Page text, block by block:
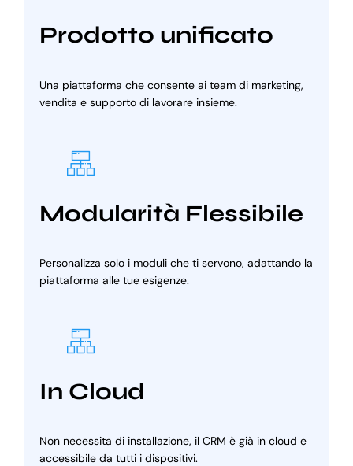
Prodotto unificato
Una piattaforma che consente ai team di marketing,
vendita e supporto di lavorare insieme.
Modularità Flessibile
Personalizza solo i moduli che ti servono, adattando la
piattaforma alle tue esigenze.
In Cloud
Non necessita di installazione, il CRM è già in cloud e
accessibile da tutti i dispositivi.